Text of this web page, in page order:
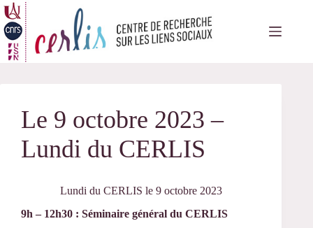
Passer
au
contenu
Le 9 octobre 2023 –
Lundi du CERLIS
Lundi du CERLIS le 9 octobre 2023
9h – 12h30 : Séminaire général du CERLIS